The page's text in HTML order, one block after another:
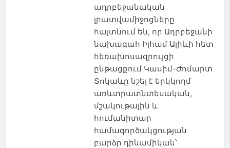
ադրբեջանական
լրատվամիջոցները
հայտնում են, որ Ադրբեջանի
նախագահ Իլհամ Ալիևի հետ
հեռախոսազրույցի
ընթացքում Կասիմ-Ժոմարտ
Տոկաևը նշել է երկկողմ
առևտրատնտեսական,
մշակութային և
հումանիտար
համագործակցության
բարձր դինամիկան՝